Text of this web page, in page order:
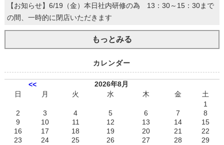
【お知らせ】6/19（金）本日社内研修の為 13：30～15：30まで
の間、一時的に閉店いただきます
もっとみる
カレンダー
<<
2026年8月
日
月 火 水 木 金
土
1
2
3 4 5 6 7
8
9
10 11 12 13 14
15
16
17 18 19 20 21
22
23
24 25 26 27 28
29